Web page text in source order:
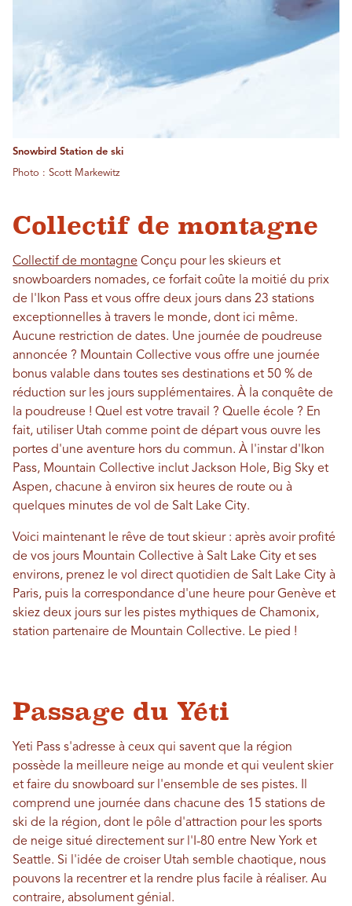
Snowbird Station de ski
Photo : Scott Markewitz
Collectif de montagne
Collectif de montagne Conçu pour les skieurs et
snowboarders nomades, ce forfait coûte la moitié du prix
de l'Ikon Pass et vous offre deux jours dans 23 stations
exceptionnelles à travers le monde, dont ici même.
Aucune restriction de dates. Une journée de poudreuse
annoncée ? Mountain Collective vous offre une journée
bonus valable dans toutes ses destinations et 50 % de
réduction sur les jours supplémentaires. À la conquête de
la poudreuse ! Quel est votre travail ? Quelle école ? En
fait, utiliser Utah comme point de départ vous ouvre les
portes d'une aventure hors du commun. À l'instar d'Ikon
Pass, Mountain Collective inclut Jackson Hole, Big Sky et
Aspen, chacune à environ six heures de route ou à
quelques minutes de vol de Salt Lake City.
Voici maintenant le rêve de tout skieur : après avoir profité
de vos jours Mountain Collective à Salt Lake City et ses
environs, prenez le vol direct quotidien de Salt Lake City à
Paris, puis la correspondance d'une heure pour Genève et
skiez deux jours sur les pistes mythiques de Chamonix,
station partenaire de Mountain Collective. Le pied !
Passage du Yéti
Yeti Pass s'adresse à ceux qui savent que la région
possède la meilleure neige au monde et qui veulent skier
et faire du snowboard sur l'ensemble de ses pistes. Il
comprend une journée dans chacune des 15 stations de
ski de la région, dont le pôle d'attraction pour les sports
de neige situé directement sur l'I-80 entre New York et
Seattle. Si l'idée de croiser Utah semble chaotique, nous
pouvons la recentrer et la rendre plus facile à réaliser. Au
contraire, absolument génial.